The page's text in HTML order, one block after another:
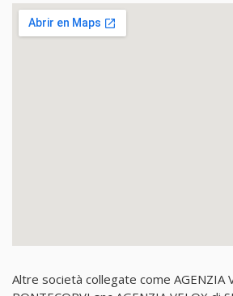
Altre società collegate come AGENZIA